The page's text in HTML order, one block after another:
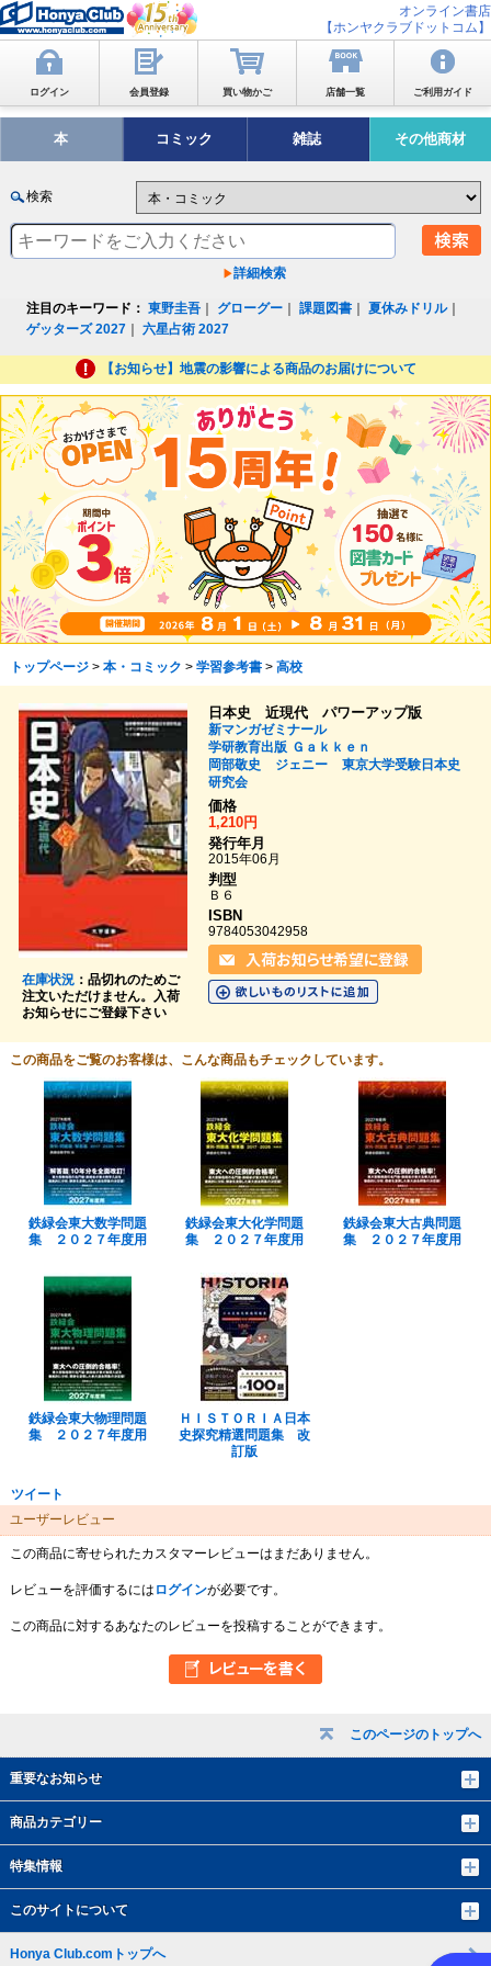
オンライン書店
【ホンヤクラブドットコム】
ログイン 会員登録 買い物かご 店舗一覧 ご利用ガイド
本 コミック 雑誌 その他商材
検索
詳細検索
注目のキーワード： 東野圭吾 グローグー ｜課題図書 ｜夏休みドリル｜
ゲッターズ 2027 ｜六星占術 2027
【お知らせ】地震の影響による商品のお届けについて
このページのトップへ
重要なお知らせ
商品カテゴリー
特集情報
このサイトについて
トップページ> 本・コミック > 学習参考書> 高校
在庫状況：品切れのためご
注文いただけません。入荷
お知らせにご登録下さい
日本史 近現代 パワーアップ版
新マンガゼミナール
学研教育出版 Ｇａｋｋｅｎ
岡部敬史
ジェニー
東京大学受験日本史
研究会
価格
1,210円
発行年月
2015年06月
判型
Ｂ６
ISBN
9784053042958
この商品をご覧のお客様は、こんな商品もチェックしています。
鉄緑会東大数学問題
集 ２０２７年度用
鉄緑会東大化学問題
集 ２０２７年度用
鉄緑会東大古典問題
集 ２０２７年度用
鉄緑会東大物理問題
集 ２０２７年度用
ＨＩＳＴＯＲＩＡ日本
史探究精選問題集 改
訂版
ツイート
ユーザーレビュー
この商品に寄せられたカスタマーレビューはまだありません。
レビューを評価するには ログインが必要です。
この商品に対するあなたのレビューを投稿することができます。
Honya Club.comトップへ